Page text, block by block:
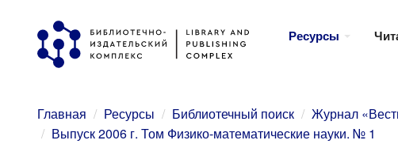
Перейти
основному
Ресурсы
Главная Ресурсы Библиотечный поиск
Журнал
Выпуск 2006 г. Том Физико-математические науки. № 1